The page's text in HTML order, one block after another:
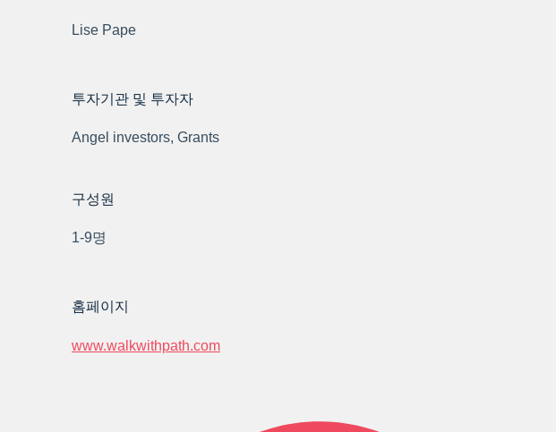
Lise Pape
투자기관 및 투자자
Angel investors, Grants
구성원
1-9명
홈페이지
www.walkwithpath.com